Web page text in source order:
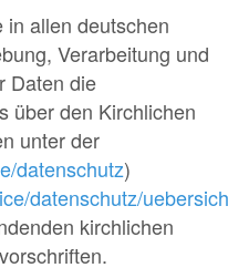
allen deutschen
Verarbeitung und
Daten die
über den Kirchlichen
unter der
datenschutz)
datenschutz/
kirchlichen